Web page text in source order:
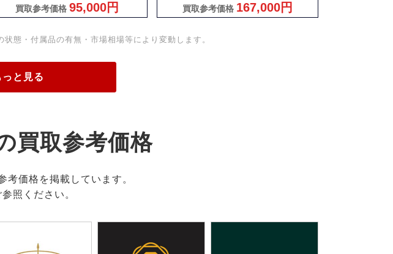
買取参考価格 95,000円
買取参考価格 167,000円
態・付属品の有無・市場相場等により変動します。
と見る
買取参考価格
考価格を掲載しています。
照ください。